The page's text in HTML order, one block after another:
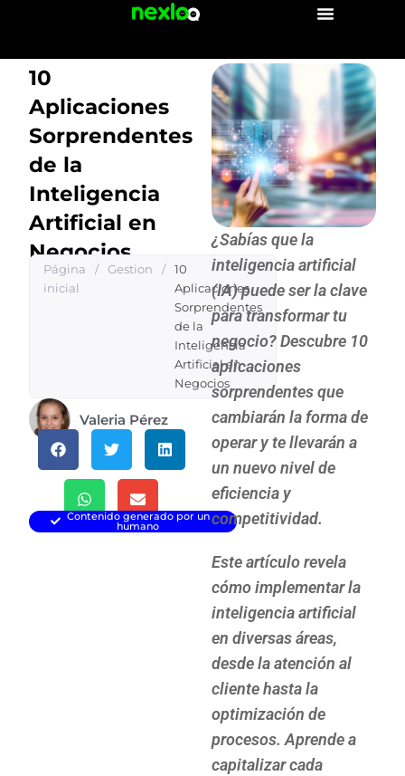
10
Aplicaciones
Sorprendentes
de la
Inteligencia
Artificial en
Negocios
Página
inicial
/ Gestion /
10
Aplicaciones
Sorprendentes
de la
Inteligencia
Artificial en
Negocios
Valeria Pérez
Contenido generado por un
humano
¿Sabías que la
inteligencia artificial
(IA) puede ser la clave
para transformar tu
negocio? Descubre 10
aplicaciones
sorprendentes que
cambiarán la forma de
operar y te llevarán a
un nuevo nivel de
eficiencia y
competitividad.
Este artículo revela
cómo implementar la
inteligencia artificial
en diversas áreas,
desde la atención al
cliente hasta la
optimización de
procesos. Aprende a
capitalizar cada